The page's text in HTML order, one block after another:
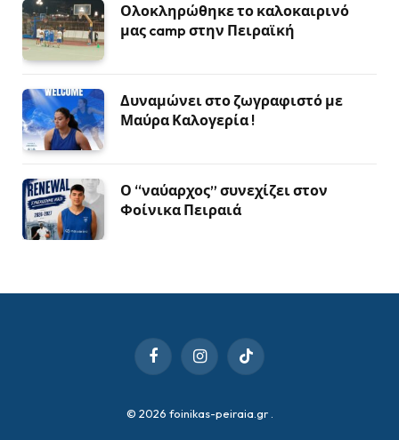
Ολοκληρώθηκε το καλοκαιρινό
μας camp στην Πειραϊκή
Δυναμώνει στο ζωγραφιστό με
Μαύρα Καλογερία !
Ο “ναύαρχος” συνεχίζει στον
Φοίνικα Πειραιά
FacebookInstagramTikTok
© 2026 foinikas-peiraia.gr